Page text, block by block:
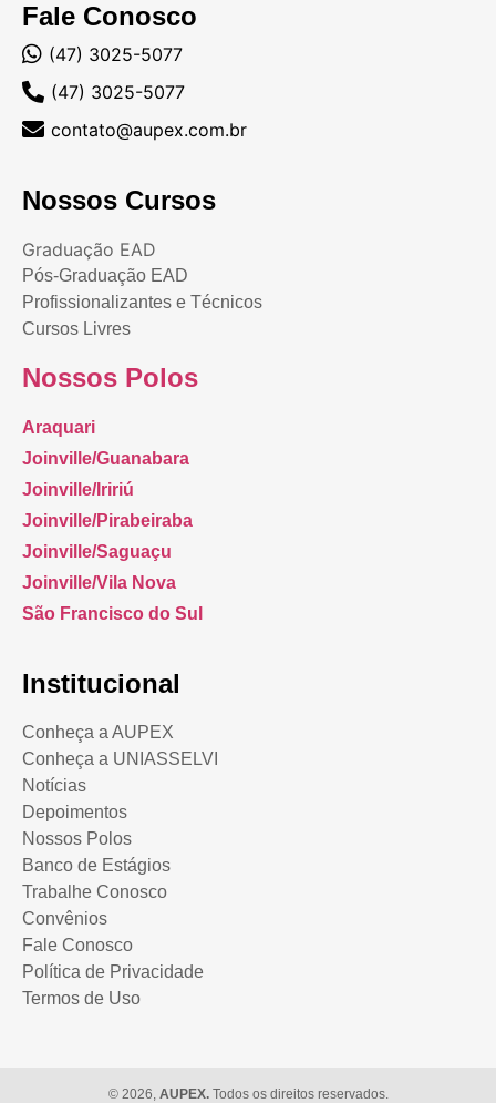
Fale Conosco
(47) 3025-5077
(47) 3025-5077
contato@aupex.com.br
Nossos Cursos
Graduação EAD
Pós-Graduação EAD
Profissionalizantes e Técnicos
Cursos Livres
Nossos Polos
Araquari
Joinville/Guanabara
Joinville/Iririú
Joinville/Pirabeiraba
Joinville/Saguaçu
Joinville/Vila Nova
São Francisco do Sul
Institucional
Conheça a AUPEX
Conheça a UNIASSELVI
Notícias
Depoimentos
Nossos Polos
Banco de Estágios
Trabalhe Conosco
Convênios
Fale Conosco
Política de Privacidade
Termos de Uso
© 2026, AUPEX.Todos os direitos reservados.